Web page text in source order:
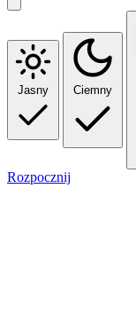
Jasny Ciemny
Rozpocznij